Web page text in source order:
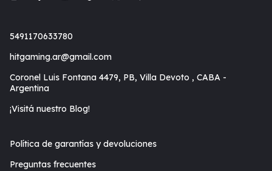
5491170633780
hitgaming.ar@gmail.com
Coronel Luis Fontana 4479, PB, Villa Devoto , CABA -
Argentina
¡Visitá nuestro Blog!
Política de garantías y devoluciones
Preguntas frecuentes